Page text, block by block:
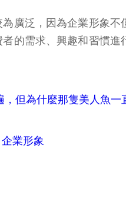
廣泛，因為企業形象
的需求、興趣和習慣
但為什麼那隻美人魚一
企業形象